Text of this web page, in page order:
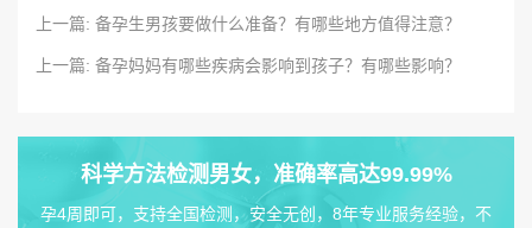
上一篇: 备孕生男孩要做什么准备？有哪些地方值得注意？
上一篇: 备孕妈妈有哪些疾病会影响到孩子？有哪些影响？
科学方法检测男女，准确率高达99.99%
孕4周即可，支持全国检测，安全无创，8年专业服务经验，不